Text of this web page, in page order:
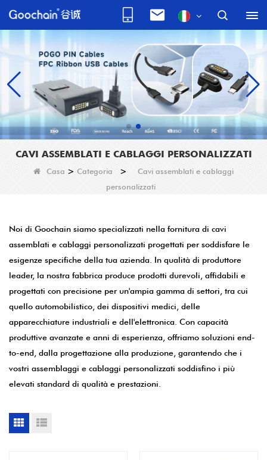
CAVI ASSEMBLATI E CABLAGGI PERSONALIZZATI
Casa > Categoria >
Cavi assemblati e cablaggi
personalizzati
Noi di Goochain siamo specializzati nella fornitura di cavi
assemblati e cablaggi personalizzati progettati per soddisfare le
esigenze specifiche della tua azienda. In qualità di produttore
leader, la nostra fabbrica produce prodotti durevoli, affidabili e
progettati con precisione per un'ampia gamma di settori, tra cui
quello automobilistico, dei dispositivi medici, delle
apparecchiature industriali e dell'elettronica. Con capacità
produttive avanzate e anni di esperienza, offriamo soluzioni end-
to-end, dalla progettazione alla produzione, garantendo che i
vostri assemblaggi e cablaggi personalizzati soddisfino i più
elevati standard di qualità e prestazioni.